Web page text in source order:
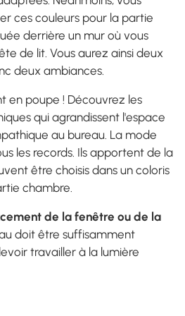
ces couleurs pour la partie
derrière un mur où vous
de lit. Vous aurez ainsi deux
deux ambiances.
en poupe ! Découvrez les
qui agrandissent l'espace
au bureau. La mode
les records. Ils apportent de la
être choisis dans un coloris
chambre.
de la fenêtre ou de la
doit être suffisamment
travailler à la lumière